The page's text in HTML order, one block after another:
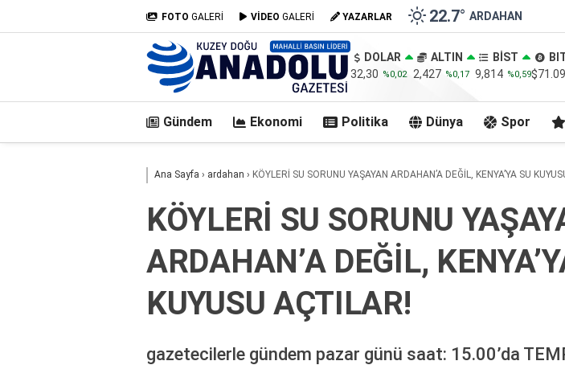
FOTO GALERİ VİDEO GALERİ YAZARLAR 22.7° ARDAHAN
DOLAR
32,30 %0,02
ALTIN
2,427 %0,17
BİST
9,814 %0,59
Gündem Ekonomi Politika Dünya Spor
Ana Sayfa › ardahan › KÖYLERİ SU SORUNU YAŞAYAN ARDAHAN’A DEĞİL, KENYA’YA SU
KÖYLERİ SU SORUNU
ARDAHAN’A DEĞİL,
KUYUSU AÇTILAR!
gazetecilerle gündem pazar günü saat: 15.00’da